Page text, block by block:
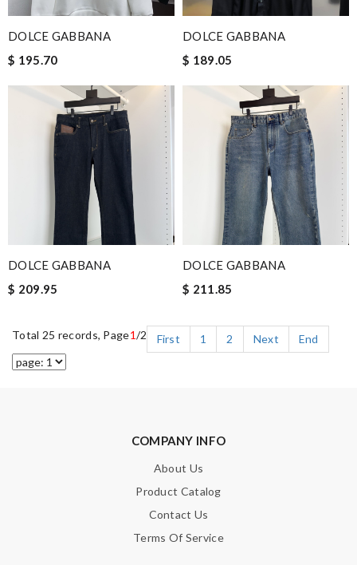
DOLCE GABBANA
$ 195.70
DOLCE GABBANA
$ 189.05
DOLCE GABBANA
$ 209.95
DOLCE GABBANA
$ 211.85
Total 25 records, Page1/2 First 1 2 Next End
COMPANY INFO
About Us
Product Catalog
Contact Us
Terms Of Service